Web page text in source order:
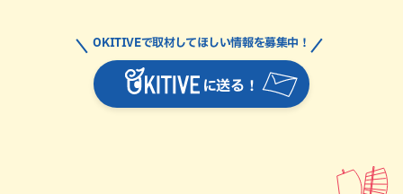
に送る！
OKITIVEで取材してほしい情報を募集中！